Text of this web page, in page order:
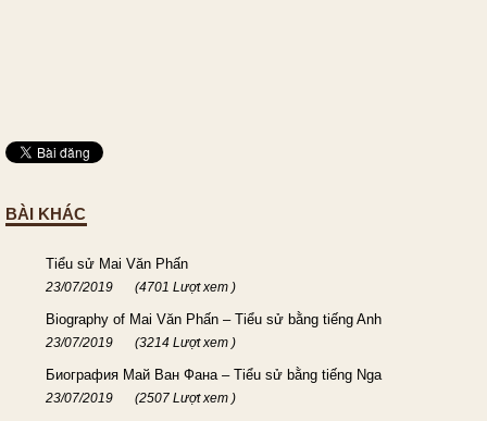
BÀI KHÁC
Tiểu sử Mai Văn Phấn
23/07/2019 (4701 Lượt xem )
Biography of Mai Văn Phấn – Tiểu sử bằng tiếng Anh
23/07/2019 (3214 Lượt xem )
Биография Май Ван Фана – Tiểu sử bằng tiếng Nga
23/07/2019 (2507 Lượt xem )